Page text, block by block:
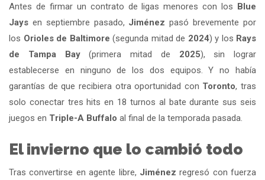
Antes de firmar un contrato de ligas menores con los Blue
Jays en septiembre pasado, Jiménez pasó brevemente por
los Orioles de Baltimore (segunda mitad de 2024) y los Rays
de Tampa Bay(primera mitad de 2025), sin lograr
establecerse en ninguno de los dos equipos. Y no había
garantías de que recibiera otra oportunidad con Toronto, tras
solo conectar tres hits en 18 turnos al bate durante sus seis
juegos en Triple-A Buffalo al final de la temporada pasada.
El invierno que lo cambió todo
Tras convertirse en agente libre, Jiménez regresó con fuerza